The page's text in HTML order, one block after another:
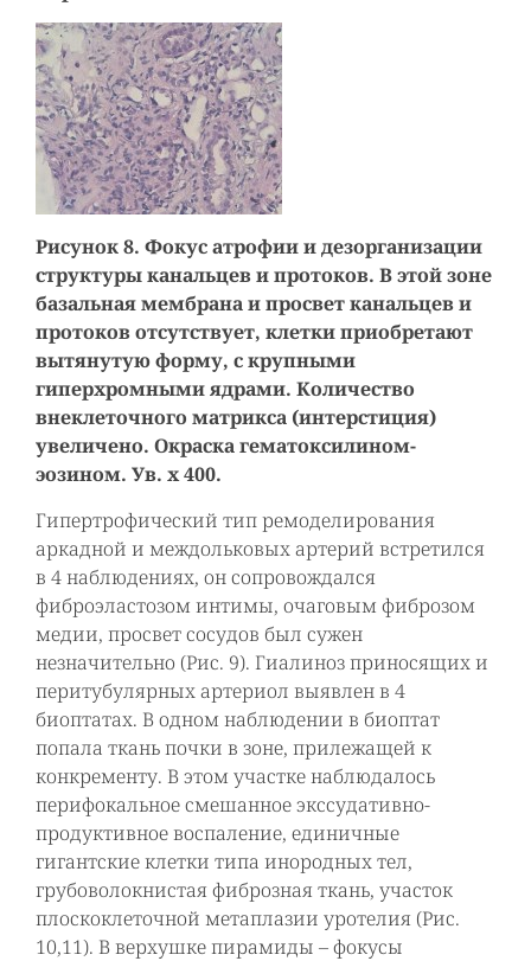
Рисунок 8. Фокус атрофии и дезорганизации
структуры канальцев и протоков. В этой зоне
базальная мембрана и просвет канальцев и
протоков отсутствует, клетки приобретают
вытянутую форму, с крупными
гиперхромными ядрами. Количество
внеклеточного матрикса (интерстиция)
увеличено. Окраска гематоксилином-
эозином. Ув. х 400.
Гипертрофический тип ремоделирования
аркадной и междольковых артерий встретился
в 4 наблюдениях, он сопровождался
фиброэластозом интимы, очаговым фиброзом
медии, просвет сосудов был сужен
незначительно (Рис. 9). Гиалиноз приносящих и
перитубулярных артериол выявлен в 4
биоптатах. В одном наблюдении в биоптат
попала ткань почки в зоне, прилежащей к
конкременту. В этом участке наблюдалось
перифокальное смешанное экссудативно-
продуктивное воспаление, единичные
гигантские клетки типа инородных тел,
грубоволокнистая фиброзная ткань, участок
плоскоклеточной метаплазии уротелия (Рис.
10,11). В верхушке пирамиды – фокусы